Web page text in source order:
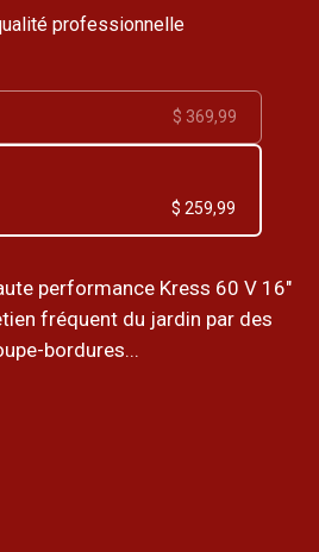
professionnelle
$ 369,99
$ 259,99
performance Kress 60 V 16"
fréquent du jardin par des
bordures...